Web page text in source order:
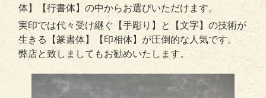
体】【行書体】の中からお選びいただけます。
実印では代々受け継ぐ【手彫り】と【文字】の技術が
生きる【篆書体】【印相体】が圧倒的な人気です。
弊店と致しましてもお勧めいたします。